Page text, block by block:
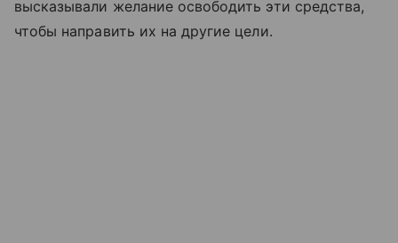
высказывали желание освободить эти средства,
чтобы направить их на другие цели.